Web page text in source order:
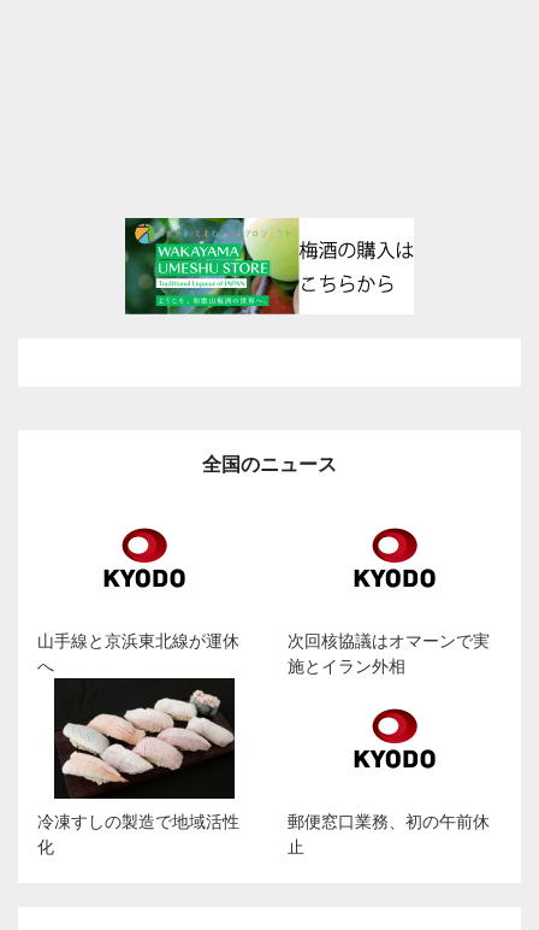
全国のニュース
山手線と京浜東北線が運休
へ
次回核協議はオマーンで実
施とイラン外相
冷凍すしの製造で地域活性
化
郵便窓口業務、初の午前休
止